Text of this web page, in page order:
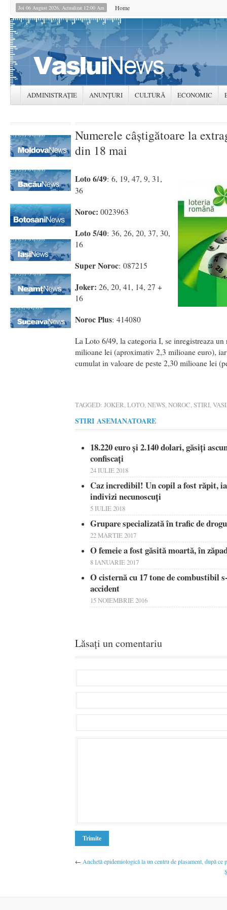
Joi 06 August 2026, Actualizat 12:00 Am Home
ADMINISTRAȚIE ANUNȚURI CULTURĂ ECONOMIC
Numerele câştigătoare la
din 18 mai
Loto 6/49: 6, 19, 47, 9, 31,
36
Noroc: 0023963
Loto 5/40: 36, 26, 20, 37, 30,
16
Super Noroc: 087215
Joker: 26, 20, 41, 14, 27 +
16
Noroc Plus: 414080
La Loto 6/49, la categoria I, se inregistreaza
milioane lei (aproximativ 2,3 milioane euro),
cumulat in valoare de peste 2,30 milioane lei
TAGGED: JOKER,LOTO,NEWS,NOROC,STIRI,
STIRI ASEMANATOARE
18.220 euro și 2.140 dolari, găsiți
confiscați
24 IULIE 2018
Caz incredibil! Un copil a fost răpit,
indivizi necunoscuţi
5 IULIE 2018
Grupare specializată în trafic de
22 MARTIE 2017
O femeie a fost găsită moartă, în
8 IANUARIE 2017
O cisternă cu 17 tone de combustibil
accident
15 NOIEMBRIE 2016
Lăsați un comentariu
← Anchetă epidemiologică la un centru de plasament, după